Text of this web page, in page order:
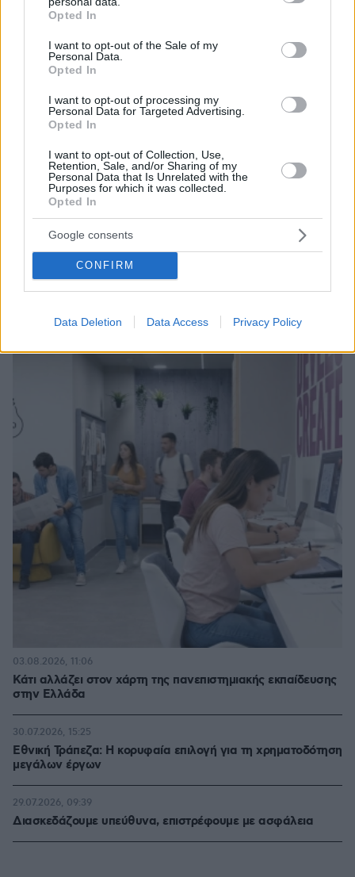
grant or deny consent to Google and its third-party tags to
use your data for below specified purposes in below Google
consent section.
Opted In
I want to opt-out of the Sale of my
Personal Data.
Opted In
I want to opt-out of processing my
Personal Data for Targeted Advertising.
Opted In
I want to opt-out of Collection, Use,
Retention, Sale, and/or Sharing of my
Personal Data that Is Unrelated with the
Purposes for which it was collected.
Opted In
Google consents
CONFIRM
Data Deletion Data Access Privacy Policy
Σοκαριστικές αποκαλύψεις για τις συνθήκες διαβίωσης του
Χάκμαν και της Αρακάουα - Βρέθηκαν νεκρά τρωκτικά και
φωλιές στο σπίτι τους
15.04.2025, 12:51
Κάτι αλλάζει στον χάρτη της πανεπιστημιακής εκπαίδευσης
στην Ελλάδα
03.08.2026, 11:06
Εθνική Τράπεζα: Η κορυφαία επιλογή για τη χρηματοδότηση
μεγάλων έργων
30.07.2026, 15:25
Διασκεδάζουμε υπεύθυνα, επιστρέφουμε με ασφάλεια
29.07.2026, 09:39